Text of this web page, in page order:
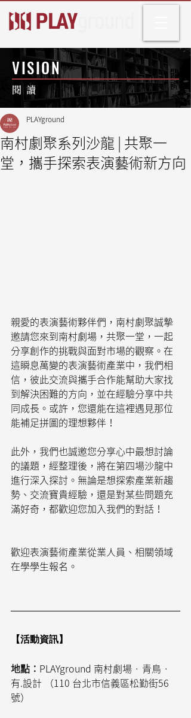
VISION
閱 讀
南村劇聚系列沙龍 | 共聚一
堂，攜手探索表演藝術新方向
PLAYground
親愛的表演藝術夥伴們，南村劇聚誠摯
邀請您來到南村劇場，共聚一堂，一起
分享創作的挑戰與面對市場的觀察。在
這瞬息萬變的表演藝術產業中，我們相
信，彼此交流與攜手合作能幫助大家找
到解決困難的方向，並在經驗分享中共
同成長。或許，您還能在這裡遇見那位
能補足拼圖的理想夥伴！
此外，我們也誠邀您分享心中最想討論
的議題，經整理後，將在第四場沙龍中
進行深入探討。無論是想探索產業新趨
勢、交流寶貴經驗，還是對某些問題充
滿好奇，都歡迎您加入我們的對話！
歡迎表演藝術產業從業人員、相關領域
在學學生報名。
【活動資訊】
地點： PLAYground 南村劇場 · 青鳥 ·
有.設計 （110 台北市信義區松勤街56
號）